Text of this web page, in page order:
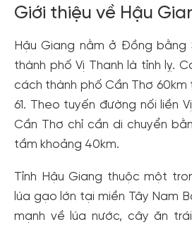
Giới thiệu về Hậu
Hậu Giang nằm ở Đồng bằng
thành phố Vị Thanh là tỉnh lỵ.
cách thành phố Cần Thơ
61. Theo tuyến đường nối liền
Cần Thơ chỉ cần di chuyển
tầm khoảng 40km.
Tỉnh Hậu Giang thuộc một
lúa gạo lớn tại miền Tây Nam
mạnh về lúa nước, cây ăn